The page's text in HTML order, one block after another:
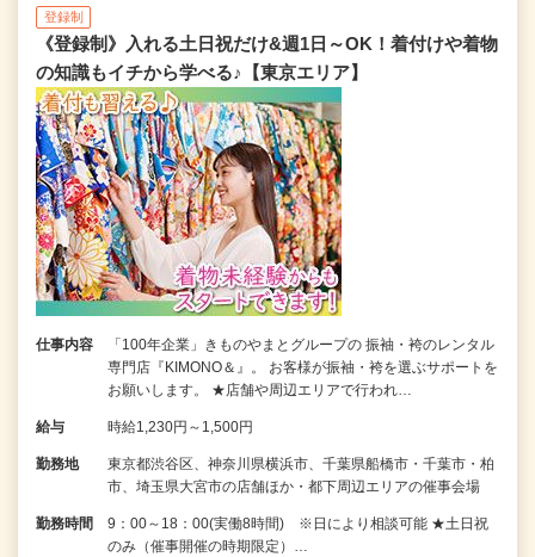
登録制
《登録制》入れる土日祝だけ&週1日～OK！着付けや着物
の知識もイチから学べる♪【東京エリア】
仕事内容
「100年企業」きものやまとグループの 振袖・袴のレンタル
専門店『KIMONO＆』。 お客様が振袖・袴を選ぶサポートを
お願いします。 ★店舗や周辺エリアで行われ…
給与 時給1,230円～1,500円
勤務地
東京都渋谷区、神奈川県横浜市、千葉県船橋市・千葉市・柏
市、埼玉県大宮市の店舗ほか・都下周辺エリアの催事会場
勤務時間
9：00～18：00(実働8時間) ※日により相談可能 ★土日祝
のみ（催事開催の時期限定）…